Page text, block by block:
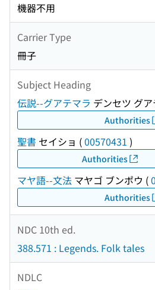
機器不用
Carrier Type
冊子
Subject Heading
伝説--グアテマラ デンセツ グ
Authorities
聖書 セイショ (00570431 )
Authorities
マヤ語--文法 マヤゴ ブンポウ (
Authorities
NDC 10th ed.
388.571 : Legends. Folk tales
NDLC